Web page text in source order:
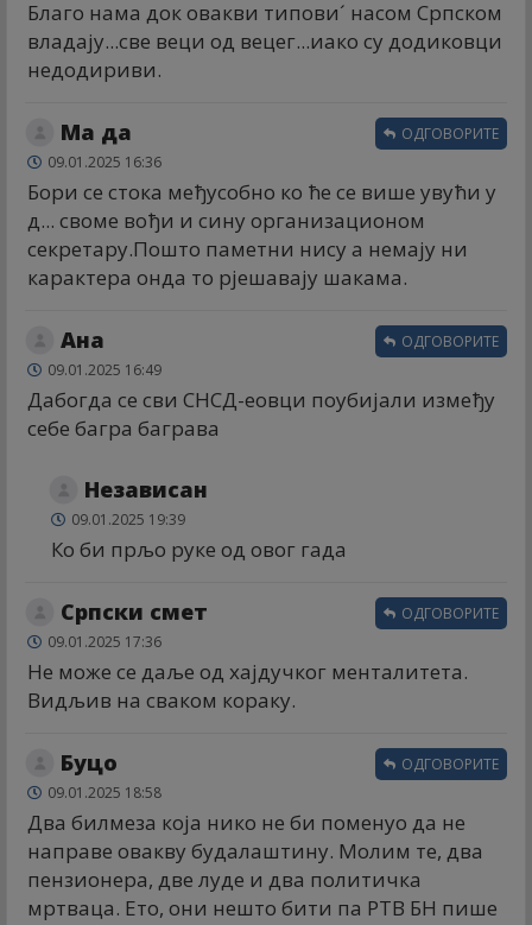
Благо нама док овакви типови´ насом Српском
владају...све веци од вецег...иако су додиковци
недодириви.
Ма да
09.01.2025 16:36
Бори се стока међусобно ко ће се више увући у
д... своме вођи и сину организационом
секретару.Пошто паметни нису а немају ни
карактера онда то рјешавају шакама.
ОДГОВОРИТЕ
Ана
09.01.2025 16:49
Дабогда се сви СНСД-еовци поубијали између
себе багра баграва
ОДГОВОРИТЕ
Независан
09.01.2025 19:39
Ко би прљо руке од овог гада
Српски смет
09.01.2025 17:36
Не може се даље од хајдучког менталитета.
Видљив на сваком кораку.
ОДГОВОРИТЕ
Буцо
09.01.2025 18:58
Два билмеза која нико не би поменуо да не
направе овакву будалаштину. Молим те, два
пензионера, две луде и два политичка
мртваца. Ето, они нешто бити па РТВ БН пише
ОДГОВОРИТЕ